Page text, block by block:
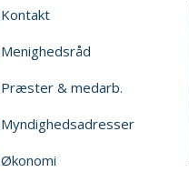
Kontakt
Menighedsråd
Præster & medarb.
Myndighedsadresser
Økonomi